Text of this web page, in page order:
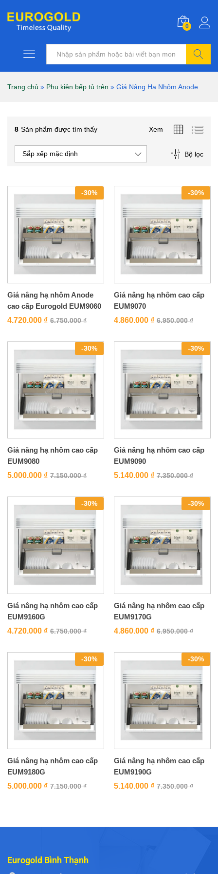
0
Trang chủ » Phụ kiện bếp tủ trên » Giá Nâng Hạ Nhôm Anode
8 Sản phẩm được tìm thấy Xem
Bộ lọc
Sắp xếp mặc định
-30%
Giá nâng hạ nhôm Anode
cao cấp Eurogold EUM9060
4.720.000 ₫ 6.750.000₫
-30%
Giá nâng hạ nhôm cao cấp
EUM9070
4.860.000 ₫ 6.950.000₫
-30%
Giá nâng hạ nhôm cao cấp
EUM9080
5.000.000 ₫ 7.150.000₫
-30%
Giá nâng hạ nhôm cao cấp
EUM9090
5.140.000 ₫ 7.350.000₫
-30%
Giá nâng hạ nhôm cao cấp
EUM9160G
4.720.000 ₫ 6.750.000₫
-30%
Giá nâng hạ nhôm cao cấp
EUM9170G
4.860.000 ₫ 6.950.000₫
-30%
Giá nâng hạ nhôm cao cấp
EUM9180G
5.000.000 ₫ 7.150.000₫
-30%
Giá nâng hạ nhôm cao cấp
EUM9190G
5.140.000 ₫ 7.350.000₫
Eurogold Bình Thạnh